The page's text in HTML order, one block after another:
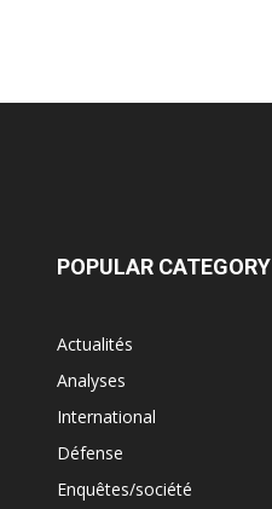
POPULAR CATEGORY
Actualités
Analyses
International
Défense
Enquêtes/société